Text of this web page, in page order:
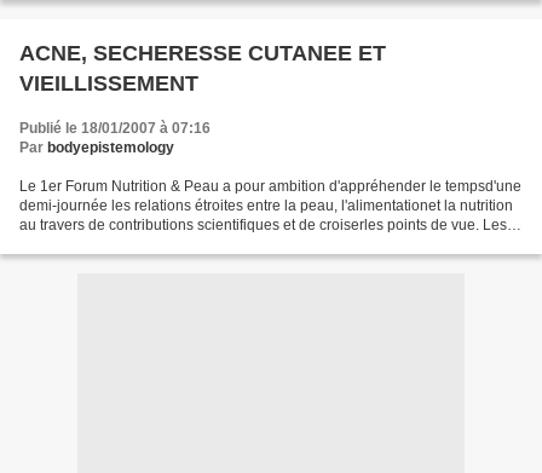
ACNE, SECHERESSE CUTANEE ET
VIEILLISSEMENT
Publié le 18/01/2007 à 07:16
Par bodyepistemology
Le 1er Forum Nutrition & Peau a pour ambition d'appréhender le tempsd'une
demi-journée les relations étroites entre la peau, l'alimentationet la nutrition
au travers de contributions scientifiques et de croiserles points de vue. Les